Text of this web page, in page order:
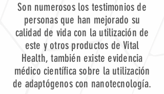
Son numerosos los testimonios de
personas que han mejorado su
calidad de vida con la utilización de
este y otros productos de Vital
Health, también existe evidencia
médico científica sobre la utilización
de adaptógenos con nanotecnología.